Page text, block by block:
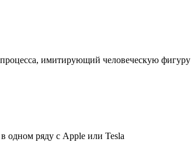
имитирующий человеческую фигуру
одном ряду с Apple или Tesla